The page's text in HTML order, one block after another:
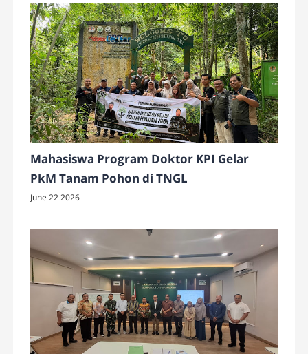
Mahasiswa Program Doktor KPI Gelar
PkM Tanam Pohon di TNGL
June 22 2026